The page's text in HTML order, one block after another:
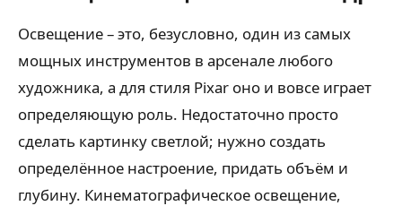
Освещение – это, безусловно, один из самых
мощных инструментов в арсенале любого
художника, а для стиля Pixar оно и вовсе играет
определяющую роль. Недостаточно просто
сделать картинку светлой; нужно создать
определённое настроение, придать объём и
глубину. Кинематографическое освещение,